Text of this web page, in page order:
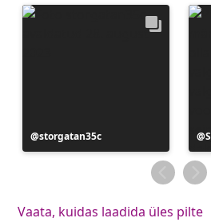
Postitus
avaldatud
storgatan35c
Vaata, kuidas laadida üles pilte